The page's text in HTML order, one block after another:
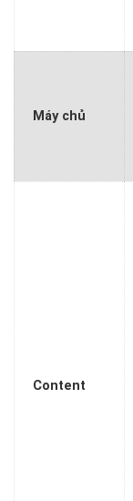
Máy chủ
Content